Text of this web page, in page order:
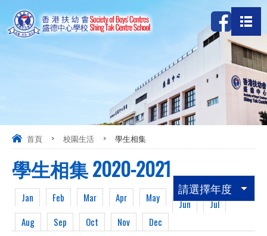
首頁 > 校園生活 > 學生相集
學生相集 2020-2021
請選擇年度
Jan Feb Mar Apr May Jun
Jul
Aug
Sep Oct Nov Dec